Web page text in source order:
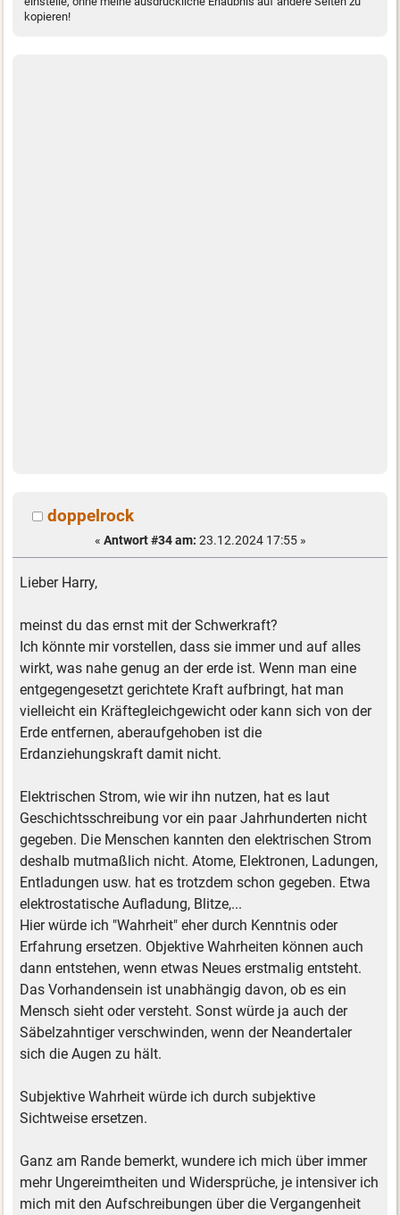
kopieren!
doppelrock
« Antwort #34 am: 23.12.2024 17:55 »
Lieber Harry,
meinst du das ernst mit der Schwerkraft?
Ich könnte mir vorstellen, dass sie immer und auf alles
wirkt, was nahe genug an der erde ist. Wenn man eine
entgegengesetzt gerichtete Kraft aufbringt, hat man
vielleicht ein Kräftegleichgewicht oder kann sich von der
Erde entfernen, aberaufgehoben ist die
Erdanziehungskraft damit nicht.
Elektrischen Strom, wie wir ihn nutzen, hat es laut
Geschichtsschreibung vor ein paar Jahrhunderten nicht
gegeben. Die Menschen kannten den elektrischen Strom
deshalb mutmaßlich nicht. Atome, Elektronen, Ladungen,
Entladungen usw. hat es trotzdem schon gegeben. Etwa
elektrostatische Aufladung, Blitze,...
Hier würde ich "Wahrheit" eher durch Kenntnis oder
Erfahrung ersetzen. Objektive Wahrheiten können auch
dann entstehen, wenn etwas Neues erstmalig entsteht.
Das Vorhandensein ist unabhängig davon, ob es ein
Mensch sieht oder versteht. Sonst würde ja auch der
Säbelzahntiger verschwinden, wenn der Neandertaler
sich die Augen zu hält.
Subjektive Wahrheit würde ich durch subjektive
Sichtweise ersetzen.
Ganz am Rande bemerkt, wundere ich mich über immer
mehr Ungereimtheiten und Widersprüche, je intensiver ich
mich mit den Aufschreibungen über die Vergangenheit